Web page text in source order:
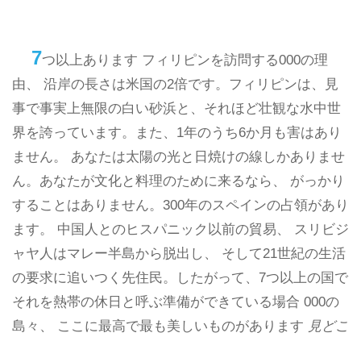
7つ以上あります フィリピンを訪問する000の理
由、 沿岸の長さは米国の2倍です。フィリピンは、見
事で事実上無限の白い砂浜と、それほど壮観な水中世
界を誇っています。また、1年のうち6か月も害はあり
ません。 あなたは太陽の光と日焼けの線しかありませ
ん。あなたが文化と料理のために来るなら、 がっかり
することはありません。300年のスペインの占領があり
ます。 中国人とのヒスパニック以前の貿易、 スリビジ
ャヤ人はマレー半島から脱出し、 そして21世紀の生活
の要求に追いつく先住民。したがって、7つ以上の国で
それを熱帯の休日と呼ぶ準備ができている場合 000の
島々、 ここに最高で最も美しいものがあります 見どこ